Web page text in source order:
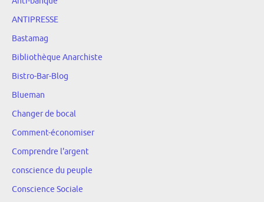
ANTIPRESSE
Bastamag
Bibliothèque Anarchiste
Bistro-Bar-Blog
Blueman
Changer de bocal
Comment-économiser
Comprendre l'argent
conscience du peuple
Conscience Sociale